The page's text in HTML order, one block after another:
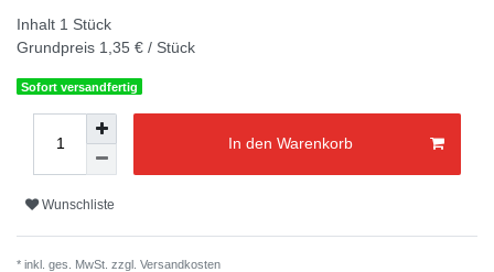
Inhalt 1 Stück
Grundpreis 1,35 € / Stück
Sofort versandfertig
In den Warenkorb
Wunschliste
* inkl. ges. MwSt. zzgl. Versandkosten